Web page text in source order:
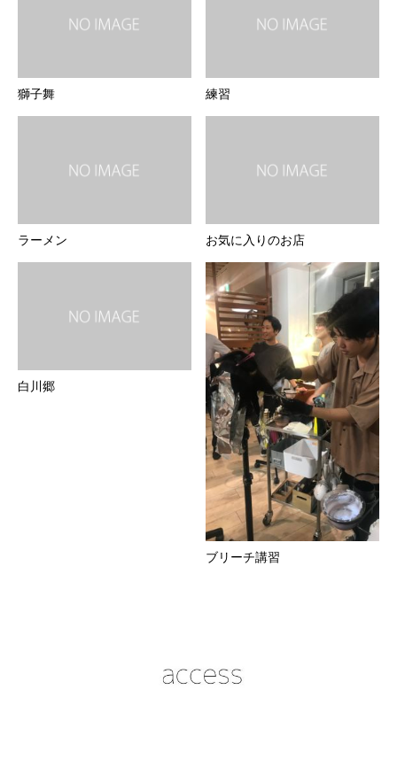
獅子舞 練習
ラーメン お気に入りのお店
白川郷
ブリーチ講習